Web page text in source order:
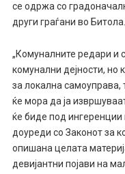
се одржа со
други граѓани во Битола.
„Комуналните редари и
комунални дејности, но
за локална самоуправа,
ќе мора да ја
ќе биде под ингеренции
доуреди со Законот за
опишана целата
девијантни појави на